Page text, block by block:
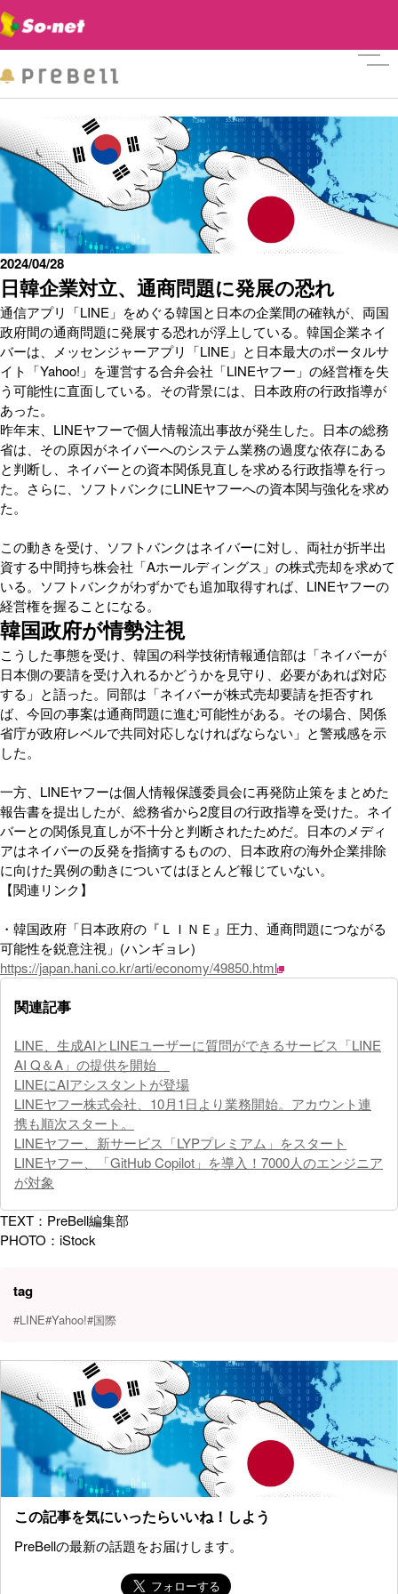
日韓企業対立、通商問題に発展の恐れ
2024/04/28
通信アプリ「LINE」をめぐる韓国と日本の企業間の確執が、両国
政府間の通商問題に発展する恐れが浮上している。韓国企業ネイ
バーは、メッセンジャーアプリ「LINE」と日本最大のポータルサ
イト「Yahoo!」を運営する合弁会社「LINEヤフー」の経営権を失
う可能性に直面している。その背景には、日本政府の行政指導が
あった。
昨年末、LINEヤフーで個人情報流出事故が発生した。日本の総務
省は、その原因がネイバーへのシステム業務の過度な依存にある
と判断し、ネイバーとの資本関係見直しを求める行政指導を行っ
た。さらに、ソフトバンクにLINEヤフーへの資本関与強化を求め
た。
この動きを受け、ソフトバンクはネイバーに対し、両社が折半出
資する中間持ち株会社「Aホールディングス」の株式売却を求めて
いる。ソフトバンクがわずかでも追加取得すれば、LINEヤフーの
経営権を握ることになる。
韓国政府が情勢注視
こうした事態を受け、韓国の科学技術情報通信部は「ネイバーが
日本側の要請を受け入れるかどうかを見守り、必要があれば対応
する」と語った。同部は「ネイバーが株式売却要請を拒否すれ
ば、今回の事案は通商問題に進む可能性がある。その場合、関係
省庁が政府レベルで共同対応しなければならない」と警戒感を示
した。
一方、LINEヤフーは個人情報保護委員会に再発防止策をまとめた
報告書を提出したが、総務省から2度目の行政指導を受けた。ネイ
バーとの関係見直しが不十分と判断されたためだ。日本のメディ
アはネイバーの反発を指摘するものの、日本政府の海外企業排除
に向けた異例の動きについてはほとんど報じていない。
【関連リンク】
・韓国政府「日本政府の『ＬＩＮＥ』圧力、通商問題につながる
可能性を鋭意注視」(ハンギョレ)
https://japan.hani.co.kr/arti/economy/49850.html
関連記事
LINE、生成AIとLINEユーザーに質問ができるサービス「LINE
AI Q＆A」の提供を開始
LINEにAIアシスタントが登場
LINEヤフー株式会社、10月1日より業務開始。アカウント連
携も順次スタート。
LINEヤフー、新サービス「LYPプレミアム」をスタート
LINEヤフー、「GitHub Copilot」を導入！7000人のエンジニア
が対象
TEXT：PreBell編集部
PHOTO：iStock
tag
#LINE#Yahoo!#国際
この記事を気にいったらいいね！しよう
PreBellの最新の話題をお届けします。